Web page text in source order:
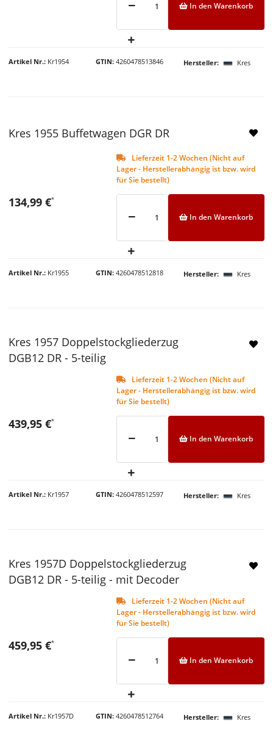
Artikel Nr. Kr1954 GTIN 4260478513846 Hersteller Kres
In den Warenkorb
Kres 1955 Buffetwagen DGR DR
Lieferzeit 1-2 Wochen (Nicht auf
Lager - Herstellerabhängig ist bzw. wird
für Sie bestellt)
Artikel Nr. Kr1955 GTIN 4260478512818 Hersteller Kres
134,99 €*
In den Warenkorb
Kres 1957 Doppelstockgliederzug
DGB12 DR - 5-teilig
Lieferzeit 1-2 Wochen (Nicht auf
Lager - Herstellerabhängig ist bzw. wird
für Sie bestellt)
Artikel Nr. Kr1957 GTIN 4260478512597 Hersteller Kres
439,95 €*
In den Warenkorb
Kres 1957D Doppelstockgliederzug
DGB12 DR - 5-teilig - mit Decoder
Lieferzeit 1-2 Wochen (Nicht auf
Lager - Herstellerabhängig ist bzw. wird
für Sie bestellt)
Artikel Nr. Kr1957D GTIN 4260478512764 Hersteller Kres
459,95 €*
In den Warenkorb